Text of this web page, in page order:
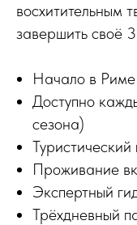
восхитительным
завершить своё
Начало в Риме
Доступно
сезона)
Туристический
Проживание
Экспертный
Трёхдневный